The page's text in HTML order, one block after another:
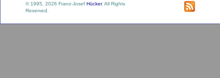
© 1995, 2026 Franz-Josef Hücker. All Rights
Reserved.